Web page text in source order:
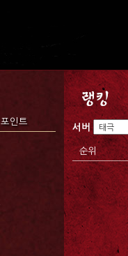
포인트
서버
순위